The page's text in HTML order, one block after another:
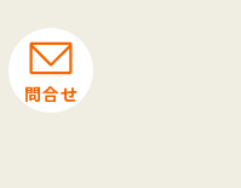
問合せ